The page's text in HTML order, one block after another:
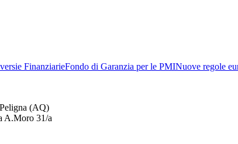
FinanziarieFondo di Garanzia per le PMINuove regole
(AQ)
A.Moro 31/a